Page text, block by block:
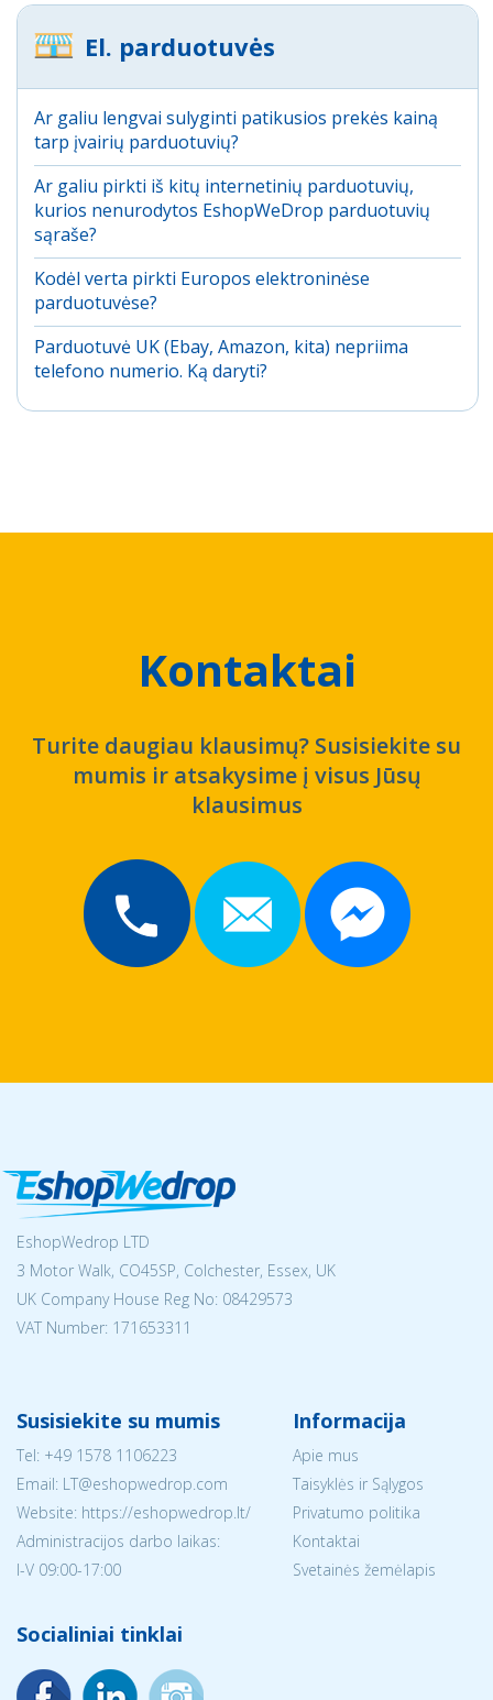
El. parduotuvės
Ar galiu lengvai sulyginti patikusios prekės kainą
tarp įvairių parduotuvių?
Ar galiu pirkti iš kitų internetinių parduotuvių,
kurios nenurodytos EshopWeDrop parduotuvių
sąraše?
Kodėl verta pirkti Europos elektroninėse
parduotuvėse?
Parduotuvė UK (Ebay, Amazon, kita) nepriima
telefono numerio. Ką daryti?
Kontaktai
Turite daugiau klausimų? Susisiekite su
mumis ir atsakysime į visus Jūsų
klausimus
EshopWedrop LTD
3 Motor Walk, CO45SP, Colchester, Essex, UK
UK Company House Reg No: 08429573
VAT Number: 171653311
Susisiekite su mumis
Tel: +49 1578 1106223
Email: LT@eshopwedrop.com
Website: https://eshopwedrop.lt/
Administracijos darbo laikas:
I-V 09:00-17:00
Informacija
Apie mus
Taisyklės ir Sąlygos
Privatumo politika
Kontaktai
Svetainės žemėlapis
Socialiniai tinklai